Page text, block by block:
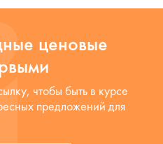
ценовые
чтобы быть в курсе
предложений для